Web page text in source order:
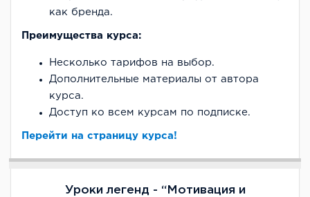
как бренда.
Преимущества курса:
Несколько тарифов на выбор.
Дополнительные материалы от автора
курса.
Доступ ко всем курсам по подписке.
Перейти на страницу курса!
Уроки легенд - “Мотивация и